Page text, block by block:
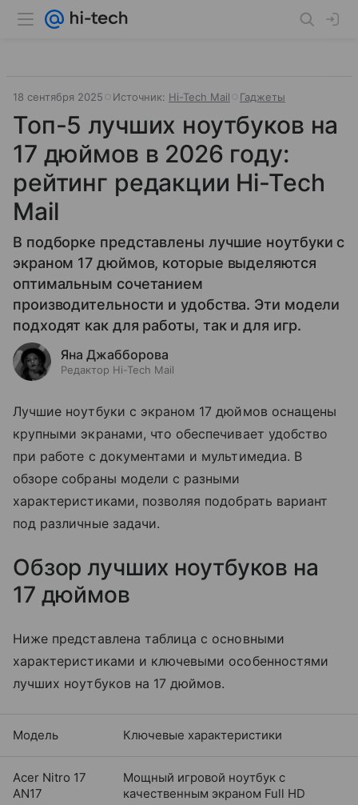
18 сентября 2025 Источник: Hi-Tech Mail Гаджеты
Топ-5 лучших ноутбуков на
17 дюймов в 2026 году:
рейтинг редакции Hi-Tech
Mail
В подборке представлены лучшие ноутбуки с
экраном 17 дюймов, которые выделяются
оптимальным сочетанием
производительности и удобства. Эти модели
подходят как для работы, так и для игр.
Яна Джабборова
Редактор Hi-Tech Mail
Лучшие ноутбуки с экраном 17 дюймов оснащены
крупными экранами, что обеспечивает удобство
при работе с документами и мультимедиа. В
обзоре собраны модели с разными
характеристиками, позволяя подобрать вариант
под различные задачи.
Обзор лучших ноутбуков на
17 дюймов
Ниже представлена таблица с основными
характеристиками и ключевыми особенностями
лучших ноутбуков на 17 дюймов.
Модель Ключевые характеристики
Acer Nitro 17
AN17
Мощный игровой ноутбук с
качественным экраном Full HD